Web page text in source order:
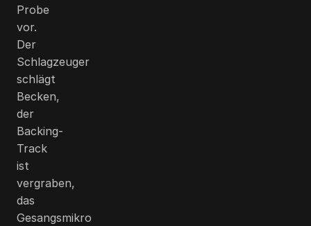
Probe
vor.
Der
Schlagzeuger
schlägt
Becken,
der
Backing-
Track
ist
vergraben,
das
Gesangsmikro